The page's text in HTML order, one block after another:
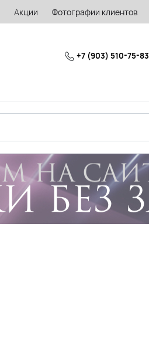
Акции Фотографии клиентов
+7 (903) 510-75-83